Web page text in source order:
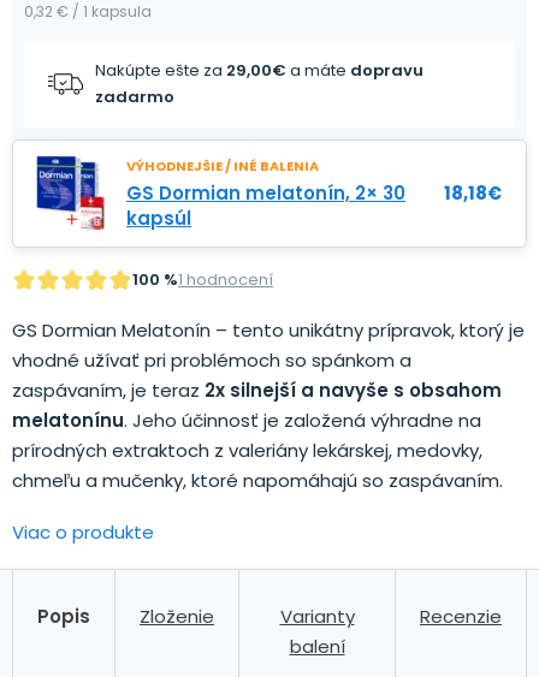
0,32 € / 1 kapsula
Nakúpte ešte za 29,00€ a máte dopravu
zadarmo
VÝHODNEJŠIE / INÉ BALENIA
GS Dormian melatonín, 2× 30
kapsúl
18,18€
100 %1 hodnocení
GS Dormian Melatonín – tento unikátny prípravok, ktorý je
vhodné užívať pri problémoch so spánkom a
zaspávaním, je teraz 2x silnejší a navyše s obsahom
melatonínu. Jeho účinnosť je založená výhradne na
prírodných extraktoch z valeriány lekárskej, medovky,
chmeľu a mučenky, ktoré napomáhajú so zaspávaním.
Viac o produkte
Popis Zloženie
Varianty
balení
Recenzie